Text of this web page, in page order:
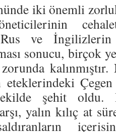
iki önemli
Rus ve
sonucu, birçok
eteklerindeki
şehit oldu.
yalın kılıç at